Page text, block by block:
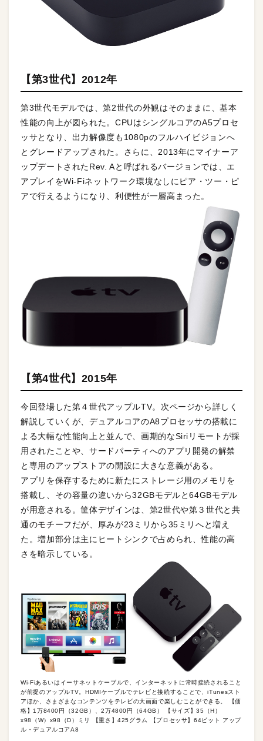
【第3世代】2012年
第3世代モデルでは、第2世代の外観はそのままに、基本
性能の向上が図られた。CPUはシングルコアのA5プロセ
ッサとなり、出力解像度も1080pのフルハイビジョンへ
とグレードアップされた。さらに、2013年にマイナーア
ップデートされたRev. Aと呼ばれるバージョンでは、エ
アプレイをWi-Fiネットワーク環境なしにピア・ツー・ピ
アで行えるようになり、利便性が一層高まった。
【第4世代】2015年
今回登場した第４世代アップルTV。次ページから詳しく
解説していくが、デュアルコアのA8プロセッサの搭載に
よる大幅な性能向上と並んで、画期的なSiriリモートが採
用されたことや、サードパーティへのアプリ開発の解禁
と専用のアップストアの開設に大きな意義がある。
アプリを保存するために新たにストレージ用のメモリを
搭載し、その容量の違いから32GBモデルと64GBモデル
が用意される。筐体デザインは、第2世代や第３世代と共
通のモチーフだが、厚みが23ミリから35ミリへと増え
た。増加部分は主にヒートシンクで占められ、性能の高
さを暗示している。
Wi-Fiあるいはイーサネットケーブルで、インターネットに常時接続されること
が前提のアップルTV。HDMIケーブルでテレビと接続することで、iTunesスト
アほか、さまざまなコンテンツをテレビの大画面で楽しむことができる。 【価
格】1万8400円（32GB）、2万4800円（64GB） 【サイズ】35（H）
x98（W）x98（D）ミリ 【重さ】425グラム 【プロセッサ】64ビット アップ
ル・デュアルコアA8